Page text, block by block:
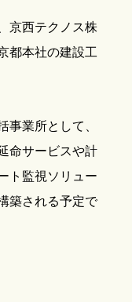
京西テクノス株
都本社の建設工
事業所として、
命サービスや計
ト監視ソリュー
築される予定で